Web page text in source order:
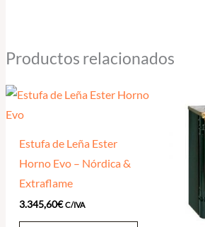
Productos relacionados
Estufa de Leña Ester
Horno Evo – Nórdica &
Extraflame
3.345,60€ C/IVA